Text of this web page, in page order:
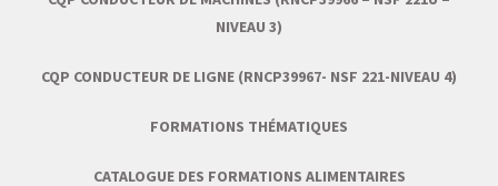
NIVEAU 3)
CQP CONDUCTEUR DE LIGNE (RNCP39967- NSF 221-NIVEAU 4)
FORMATIONS THÉMATIQUES
CATALOGUE DES FORMATIONS ALIMENTAIRES